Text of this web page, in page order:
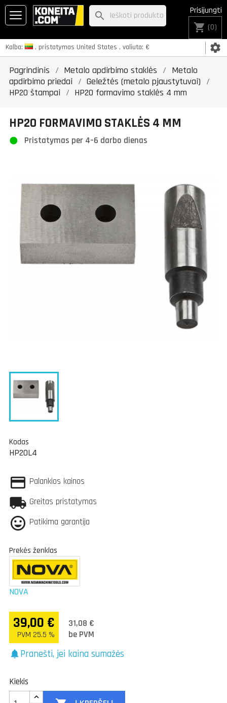
Kalba: , pristatymas United States , valiuta: € settings
Prisijungti
shopping_cart (0)
search
Pagrindinis Metalo apdirbimo staklės
Metalo
apdirbimo priedai
Geležtės (metalo pjaustytuvai)
HP20 štampai
HP20 formavimo staklės 4 mm
HP20 FORMAVIMO STAKLĖS 4 MM
Pristatymas per 4–6 darbo dienas
Kodas
HP20L4
Palankios kainos
Greitas pristatymas
Patikima garantija
Prekės ženklas
NOVA
39,00 €
PVM 25.5 %
31,08 €
be PVM
notificationsPranešti, jei kaina sumažės
Kiekis